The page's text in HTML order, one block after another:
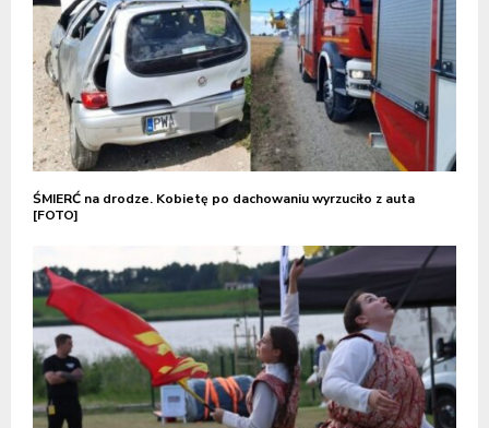
ŚMIERĆ na drodze. Kobietę po dachowaniu wyrzuciło z auta
[FOTO]